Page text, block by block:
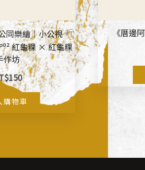
同樂繪｜小公視 𓍊𓋼
紅龜粿 × 紅龜粿
作坊
150
購物車
《厝邊